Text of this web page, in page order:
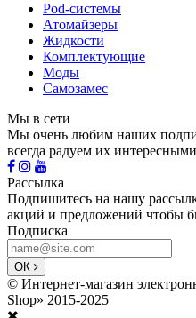
Pod-системы
Атомайзеры
Жидкости
Комплектующие
Моды
Самозамес
Мы в сети
Мы очень любим наших
всегда радуем их
Рассылка
Подпишитесь на нашу
акций и предложений чтобы
Подписка
ОК
© Интернет-магазин
Shop» 2015-2025